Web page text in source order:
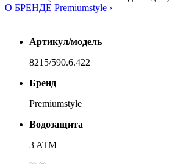
О БРЕНДЕ Premiumstyle ›
Артикул/модель
8215/590.6.422
Бренд
Premiumstyle
Водозащита
3 ATM